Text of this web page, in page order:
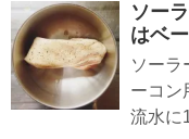
ソー
はベ
ソーラ
ーコン
流水に